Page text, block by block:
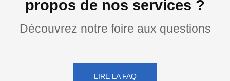
propos de nos services ?
Découvrez notre foire aux questions
LIRE LA FAQ